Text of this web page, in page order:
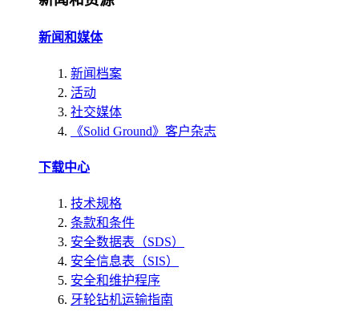
新闻和媒体
新闻档案
活动
社交媒体
《Solid Ground》客户杂志
下载中心
技术规格
条款和条件
安全数据表（SDS）
安全信息表（SIS）
安全和维护程序
牙轮钻机运输指南